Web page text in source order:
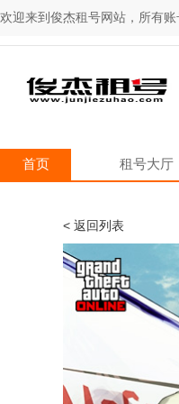
欢迎来到俊杰租号网站，所有账
首页 租号大厅
< 返回列表